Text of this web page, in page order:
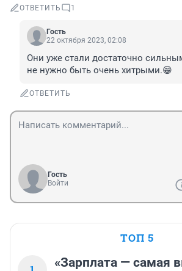
ОТВЕТИТЬ 1
Гость
22 октября 2023, 02:08
Они уже стали достаточно
не нужно быть очень хитрыми.😁
ОТВЕТИТЬ
Гость
Войти
ТОП 5
«Зарплата — самая